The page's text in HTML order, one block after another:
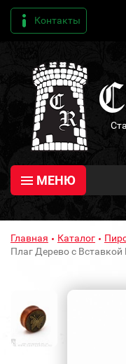
Контакты
МЕНЮ
Главная Каталог
Плаг Дерево с